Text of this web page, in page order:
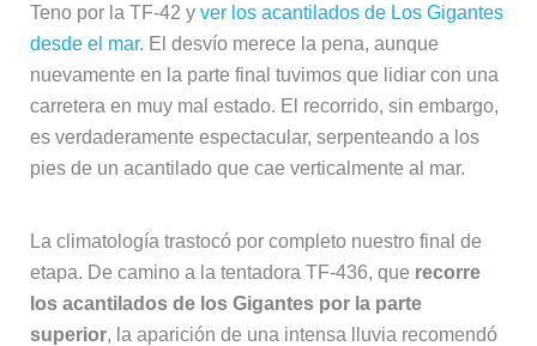
Teno por la TF-42 y ver los acantilados de Los Gigantes
desde el mar. El desvío merece la pena, aunque
nuevamente en la parte final tuvimos que lidiar con una
carretera en muy mal estado. El recorrido, sin embargo,
es verdaderamente espectacular, serpenteando a los
pies de un acantilado que cae verticalmente al mar.
La climatología trastocó por completo nuestro final de
etapa. De camino a la tentadora TF-436, que recorre
los acantilados de los Gigantes por la parte
superior, la aparición de una intensa lluvia recomendó